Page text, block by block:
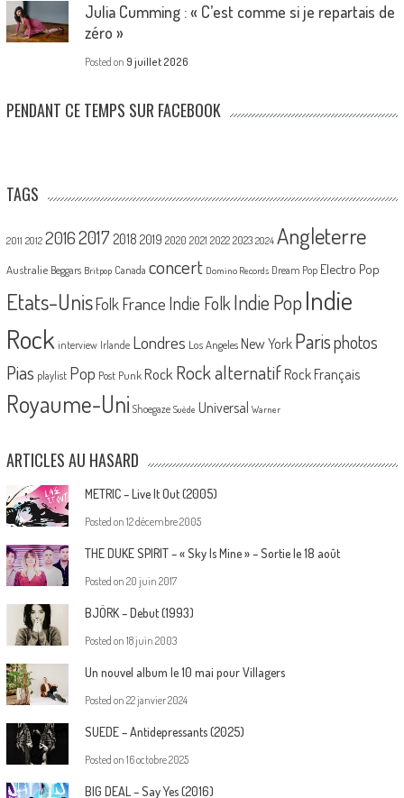
Julia Cumming : « C’est comme si je repartais de
zéro »
Posted on 9 juillet 2026
PENDANT CE TEMPS SUR FACEBOOK
TAGS
2011 2012 20162017 2018 2019 2020 2021 2022 2023 2024 Angleterre
Australie Beggars Britpop Canada concert Domino Records Dream Pop Electro Pop
Etats-UnisFolk France Indie Folk Indie PopIndie
Rock interview Irlande Londres Los Angeles New York Parisphotos
Pias playlist Pop Post Punk Rock Rock alternatif Rock Français
Royaume-Uni Shoegaze Suède Universal Warner
ARTICLES AU HASARD
METRIC – Live It Out (2005)
Posted on 12 décembre 2005
THE DUKE SPIRIT – « Sky Is Mine » – Sortie le 18 août
Posted on 20 juin 2017
BJÖRK – Debut (1993)
Posted on 18 juin 2003
Un nouvel album le 10 mai pour Villagers
Posted on 22 janvier 2024
SUEDE – Antidepressants (2025)
Posted on 16 octobre 2025
BIG DEAL – Say Yes (2016)